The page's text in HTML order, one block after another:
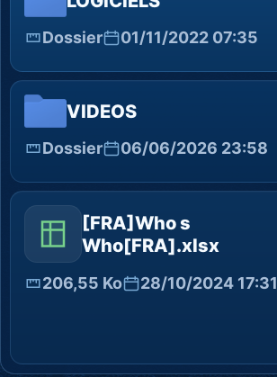
Dossier 01/11/2022 07:35
VIDEOS
Dossier 06/06/2026 23:58
[FRA]Who s
Who[FRA].xlsx
206,55 Ko 28/10/2024 17:31